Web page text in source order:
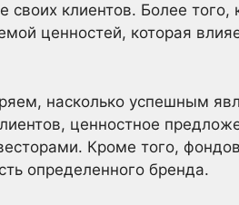
своих клиентов. Более
ценностей, которая
насколько успешным
ценностное
Кроме того,
определенного бренда.